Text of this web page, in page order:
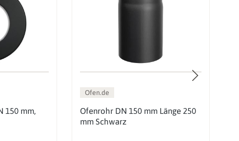
150 mm,
Ofen.de
Ofenrohr DN 150 mm Länge 250
mm Schwarz